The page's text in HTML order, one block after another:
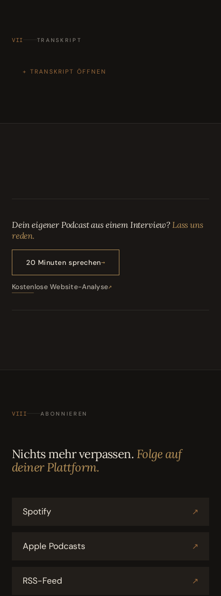
VII TRANSKRIPT
TRANSKRIPT ÖFFNEN
Dein eigener Podcast aus einem Interview?Lass uns
reden.
20 Minuten sprechen
Kostenlose Website-Analyse
VIII ABONNIEREN
Nichts mehr verpassen. Folge auf
deiner Plattform.
Spotify ↗
Apple Podcasts ↗
RSS-Feed ↗